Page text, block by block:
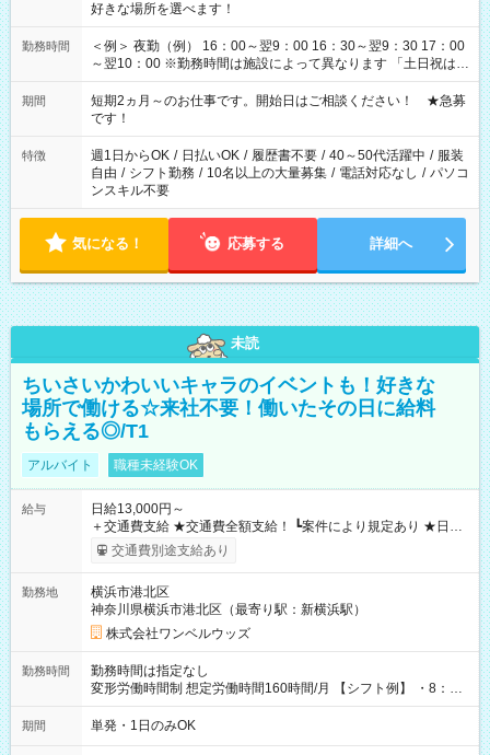
好きな場所を選べます！
勤務時間
＜例＞ 夜勤（例） 16：00～翌9：00 16：30～翌9：30 17：00
～翌10：00 ※勤務時間は施設によって異なります 「土日祝は休
みたい」 「しっかり稼ぎたい」 「もう少し遅い時間から始めた
い」など ご希望にあったお仕事をご案内いたします。 ※未経験
の方の場合は1～2ヶ月間は日中での仕事を経験いただき、 お
仕事に慣れてからの夜勤になります。 ★家庭の都合でお休みが
必要な場合も遠慮なくご相談ください。
期間
短期2ヵ月～のお仕事です。開始日はご相談ください！ ★急募
です！
特徴 週1日からOK / 日払いOK / 履歴書不要 / 40～50代活躍中 / 服装
自由 / シフト勤務 / 10名以上の大量募集 / 電話対応なし / パソコ
ンスキル不要
気になる！ 応募する 詳細へ
未読
ちいさいかわいいキャラのイベントも！好きな
場所で働ける☆来社不要！働いたその日に給料
もらえる◎/T1
アルバイト 職種未経験OK
給与
日給13,000円～
＋交通費支給 ★交通費全額支給！ ┗案件により規定あり ★日払
いOK！（規定あり） ┗働いたその日に現金GET♪ お仕事後はコ
ンビニATMから 日払い分を引き落とせます！ 【試用期間】試
交通費別途支給あり
勤務地
横浜市港北区
神奈川県横浜市港北区（最寄り駅：新横浜駅）
株式会社ワンベルウッズ
勤務時間
勤務時間は指定なし
変形労働時間制 想定労働時間160時間/月 【シフト例】 ・8：00
～21：00
期間 単発・1日のみOK